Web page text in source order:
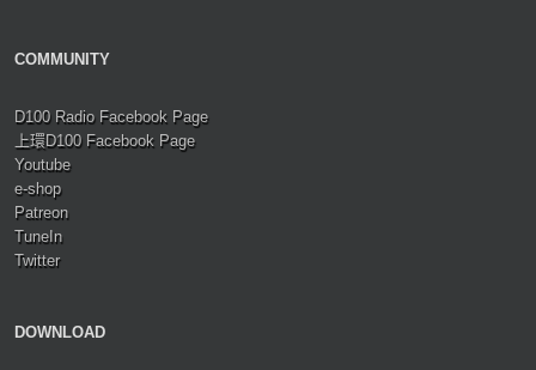
COMMUNITY
D100 Radio Facebook Page
上環D100 Facebook Page
Youtube
e-shop
Patreon
TuneIn
Twitter
DOWNLOAD